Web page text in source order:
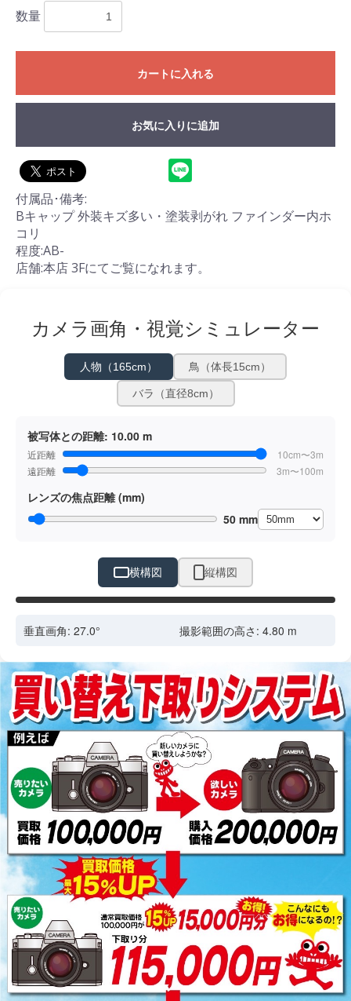
数量
カートに入れる
お気に入りに追加
付属品･備考:
Bキャップ 外装キズ多い・塗装剥がれ ファインダー内ホ
コリ
程度:AB-
店舗:本店 3Fにてご覧になれます。
カメラ画角・視覚シミュレーター
人物（165cm） 鳥（体長15cm）
バラ（直径8cm）
被写体との距離: 10.00 m
近距離
10cm〜3m
遠距離
3m〜100m
レンズの焦点距離 (mm)
50 mm
横構図
縦構図
ドラッグで位置調整
垂直画角: 27.0° 撮影範囲の高さ: 4.80 m